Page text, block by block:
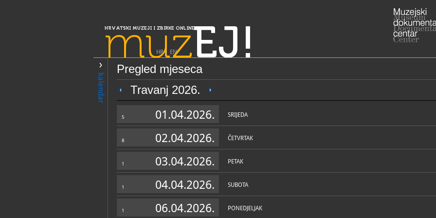
HRVATSKI MUZEJI I ZBIRKE ONLINE
muzEJ!
HR| EN
kalendar
Pregled mjeseca
Travanj 2026.
5 01.04.2026. SRIJEDA
8 02.04.2026. ČETVRTAK
1 03.04.2026. PETAK
1 04.04.2026. SUBOTA
1 06.04.2026. PONEDJELJAK
PRETRAŽIVANJE
Slavonija, Baranja i Srijem
Mjesto sjećanja - Vukovarska bolnica
1991.
OPĆI PODACI